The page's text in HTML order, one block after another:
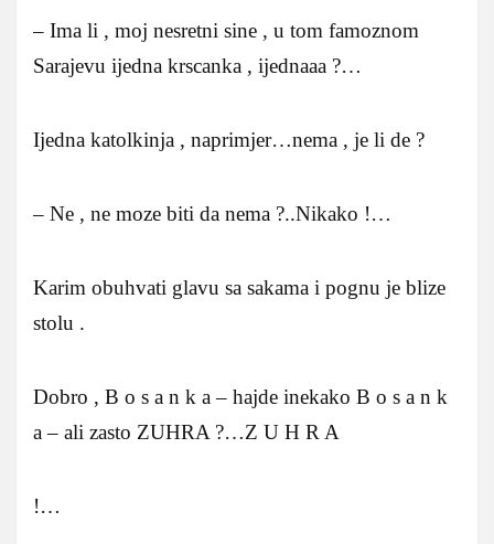
– Ima li , moj nesretni sine , u tom famoznom
Sarajevu ijedna krscanka , ijednaaa ?…
Ijedna katolkinja , naprimjer…nema , je li de ?
– Ne , ne moze biti da nema ?..Nikako !…
Karim obuhvati glavu sa sakama i pognu je blize
stolu .
Dobro , B o s a n k a – hajde inekako B o s a n k
a – ali zasto ZUHRA ?…Z U H R A
!…